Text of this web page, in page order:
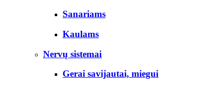
Sanariams
Kaulams
Nervų sistemai
Gerai savijautai, miegui